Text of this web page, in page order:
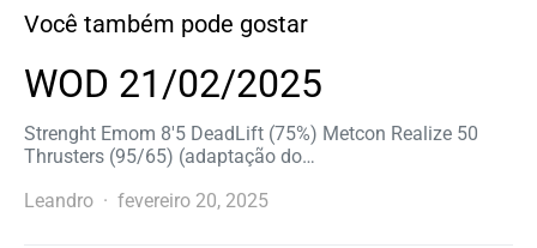
Você também pode gostar
WOD 21/02/2025
Strenght Emom 8′5 DeadLift (75%) Metcon Realize 50
Thrusters (95/65) (adaptação do…
Leandro
fevereiro 20, 2025